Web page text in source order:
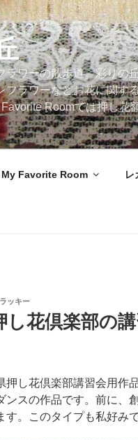
ラワーの散歩道。彩りの
フラワーなどお花に関す
Roomでは押し花
My Favorite Room レ
ラッキー
し花倶楽部
品
押し花倶楽部講習会用作
ンスの作品です。前に、
す。このタイプも私好みで